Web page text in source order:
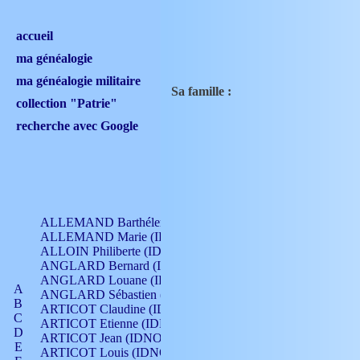
accueil
ma généalogie
ma généalogie militaire
collection "Patrie"
recherche avec Google
A
B
C
D
E
ALLEMAND Barthélemy (IDNO 330)
ALLEMAND Marie (IDNO 165)
ALLOIN Philiberte (IDNO 449)
ANGLARD Bernard (IDNO 4)
ANGLARD Louane (IDNO 4)
ANGLARD Sébastien (IDNO 4)
ARTICOT Claudine (IDNO 105)
ARTICOT Etienne (IDNO 420)
ARTICOT Jean (IDNO 210)
ARTICOT Louis (IDNO 420)
Sa famille :